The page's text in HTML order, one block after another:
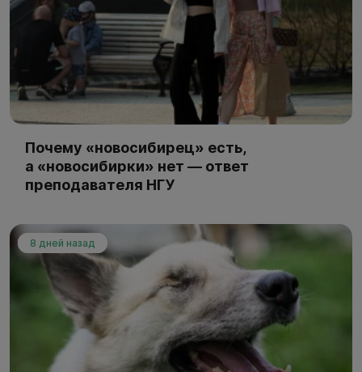
Почему «новосибирец» есть,
а «новосибирки» нет — ответ
преподавателя НГУ
8 дней назад